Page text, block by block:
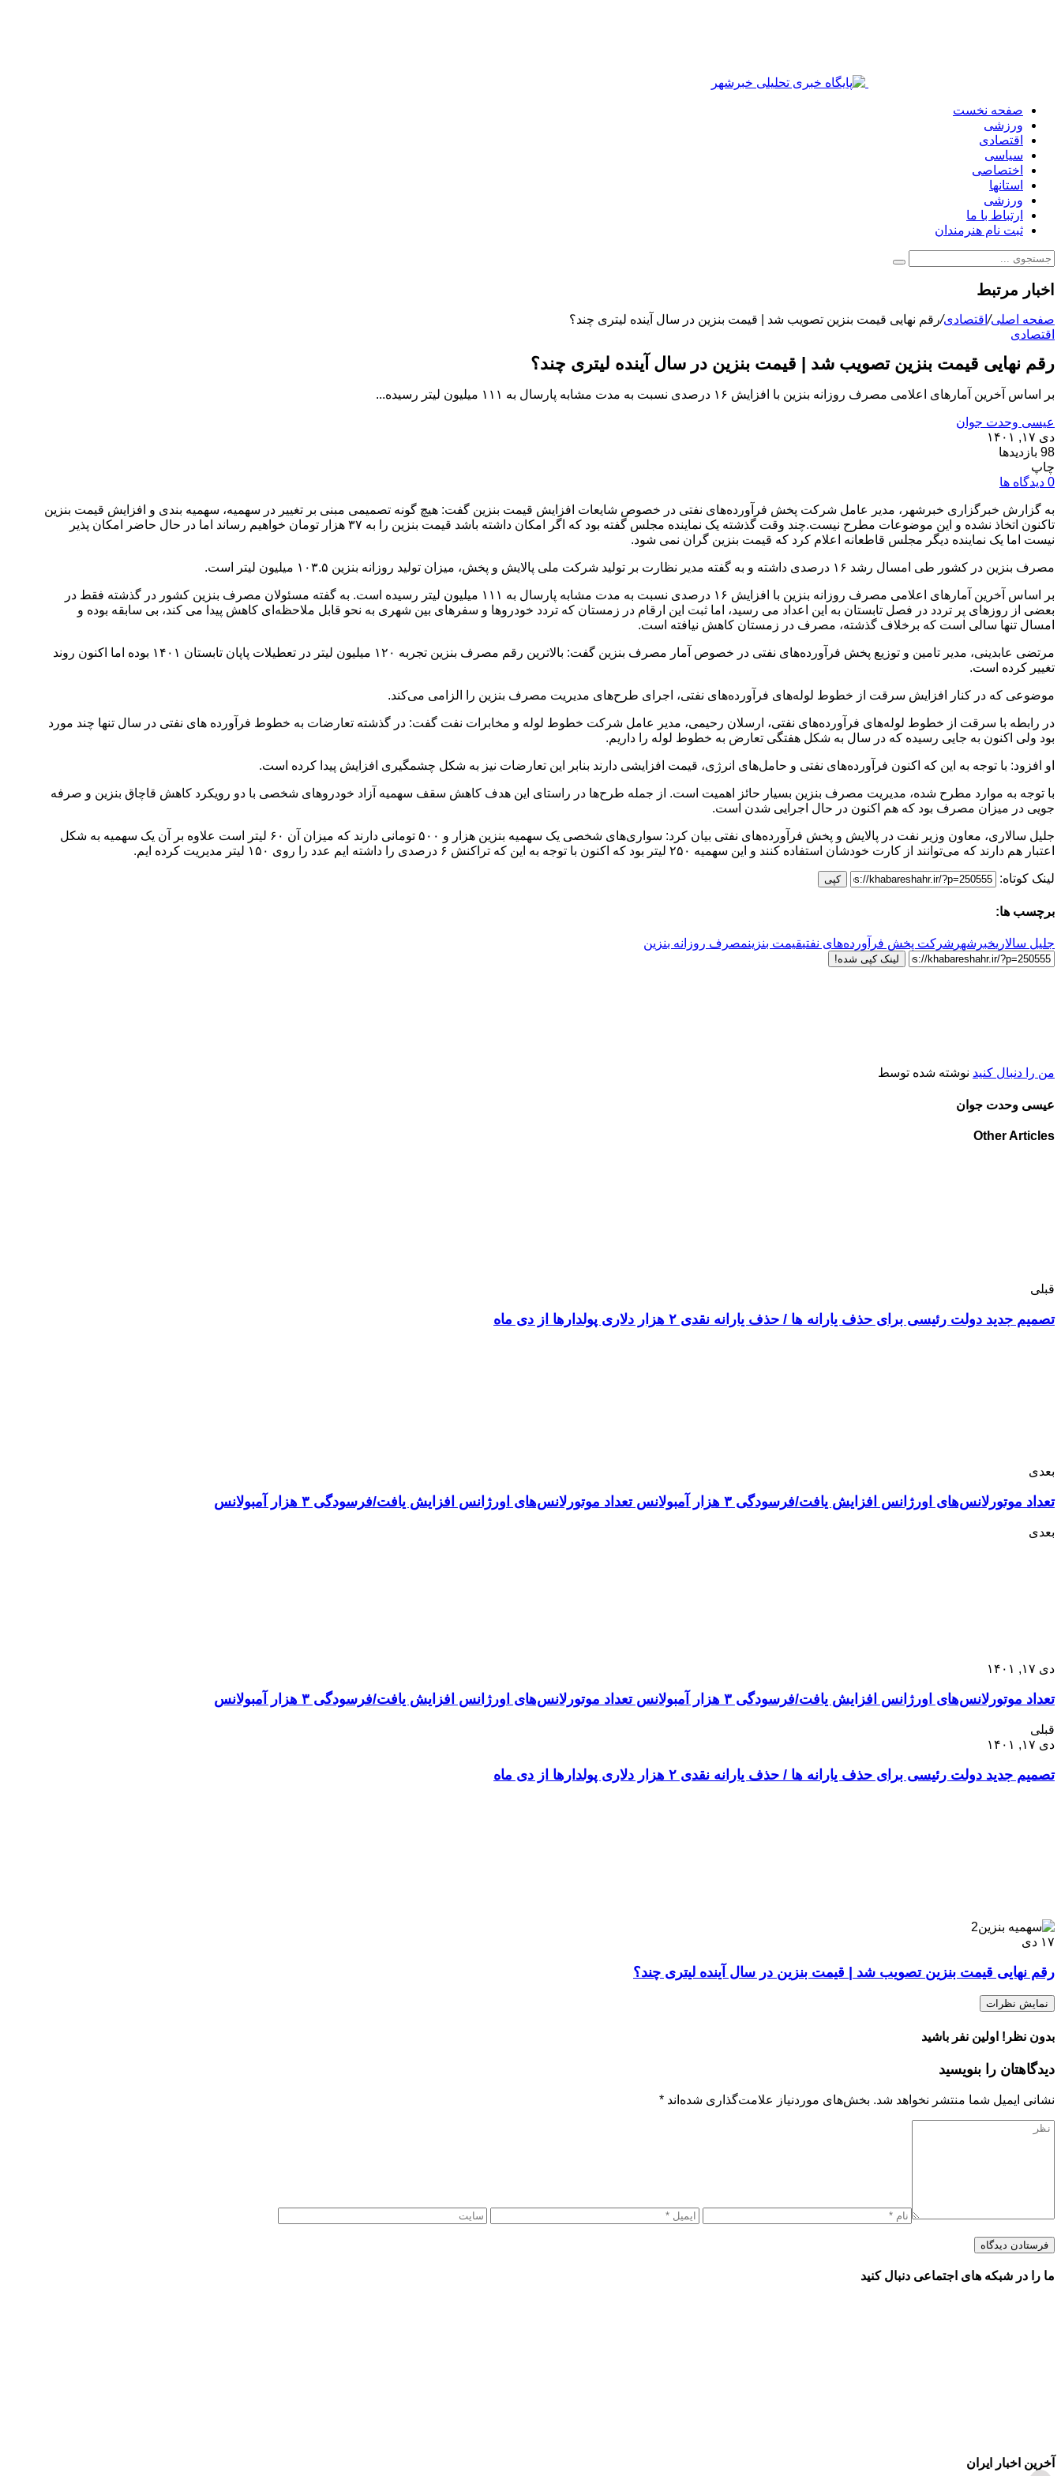
صفحه نخست
ورزشی
اقتصادی
سیاسی
اختصاصی
استانها
ورزشی
ارتباط با ما
ثبت نام هنرمندان
اخبار مرتبط
صفحه اصلی/اقتصادی/رقم نهایی قیمت بنزین تصویب شد | قیمت بنزین در سال آینده لیتری چند؟
اقتصادی
رقم نهایی قیمت بنزین تصویب شد | قیمت بنزین در سال آینده لیتری چند؟
بر اساس آخرین آمارهای اعلامی مصرف روزانه بنزین با افزایش ۱۶ درصدی نسبت به مدت مشابه پارسال به ۱۱۱ میلیون لیتر رسیده...
عیسی وحدت جوان
دی ۱۷, ۱۴۰۱
98 بازدیدها
چاپ
0 دیدگاه ها
به گزارش خبرگزاری خبرشهر، مدیر عامل شرکت پخش فرآورده‌های نفتی در خصوص شایعات افزایش قیمت بنزین گفت: هیچ گونه تصمیمی مبنی بر تغییر در سهمیه، سهمیه بندی و افزایش قیمت بنزین
تاکنون اتخاذ نشده و این موضوعات مطرح نیست.چند وقت گذشته یک نماینده مجلس گفته بود که اگر امکان داشته باشد قیمت بنزین را به ۳۷ هزار تومان خواهیم رساند اما در حال حاضر امکان پذیر
نیست اما یک نماینده دیگر مجلس قاطعانه اعلام کرد که قیمت بنزین گران نمی شود.
مصرف بنزین در کشور طی امسال رشد ۱۶ درصدی داشته و به گفته مدیر نظارت بر تولید شرکت ملی پالایش و پخش، میزان تولید روزانه بنزین ۱۰۳.۵ میلیون لیتر است.
بر اساس آخرین آمارهای اعلامی مصرف روزانه بنزین با افزایش ۱۶ درصدی نسبت به مدت مشابه پارسال به ۱۱۱ میلیون لیتر رسیده است. به گفته مسئولان مصرف بنزین کشور در گذشته فقط در
بعضی از روزهای پر تردد در فصل تابستان به این اعداد می رسید، اما ثبت این ارقام در زمستان که تردد خودروها و سفرهای بین شهری به نحو قابل ملاحظه‌ای کاهش پیدا می کند، بی سابقه بوده و
امسال تنها سالی است که برخلاف گذشته، مصرف در زمستان کاهش نیافته است.
مرتضی عابدینی، مدیر تامین و توزیع پخش فرآورده‌های نفتی در خصوص آمار مصرف بنزین گفت: بالاترین رقم مصرف بنزین تجربه ۱۲۰ میلیون لیتر در تعطیلات پاپان تابستان ۱۴۰۱ بوده اما اکنون روند
تغییر کرده است.
موضوعی که در کنار افزایش سرقت از خطوط لوله‌های فرآورده‌های نفتی، اجرای طرح‌های مدیریت مصرف بنزین را الزامی می‌کند.
در رابطه با سرقت از خطوط لوله‌های فرآورده‌های نفتی، ارسلان رحیمی، مدیر عامل شرکت خطوط لوله و مخابرات نفت گفت: در گذشته تعارضات به خطوط فرآورده های نفتی در سال تنها چند مورد
بود ولی اکنون به جایی رسیده که در سال به شکل هفتگی تعارض به خطوط لوله را داریم.
او افزود: با توجه به این که اکنون فرآورده‌های نفتی و حامل‌های انرژی، قیمت افزایشی دارند بنابر این تعارضات نیز به شکل چشمگیری افزایش پیدا کرده است.
با توجه به موارد مطرح شده، مدیریت مصرف بنزین بسیار حائز اهمیت است. از جمله طرح‌ها در راستای این هدف کاهش سقف سهمیه آزاد خودروهای شخصی با دو رویکرد کاهش قاچاق بنزین و صرفه
جویی در میزان مصرف بود که هم اکنون در حال اجرایی شدن است.
جلیل سالاری، معاون وزیر نفت در پالایش و پخش فرآورده‌های نفتی بیان کرد: سواری‌های شخصی یک سهمیه بنزین هزار و ۵۰۰ تومانی دارند که میزان آن ۶۰ لیتر است علاوه بر آن یک سهمیه به شکل
اعتبار هم دارند که می‌توانند از کارت خودشان استفاده کنند و این سهمیه ۲۵۰ لیتر بود که اکنون با توجه به این که تراکنش ۶ درصدی را داشته ایم عدد را روی ۱۵۰ لیتر مدیریت کرده ایم.
لینک کوتاه: کپی
برچسب ها:
جلیل سالاریخبرشهر شرکت پخش فرآورده‌های نفتیقیمت بنزینمصرف روزانه بنزین
لینک کپی شده!
من را دنبال کنید نوشته شده توسط
عیسی وحدت جوان
Other Articles
قبلی
تصمیم جدید دولت رئیسی برای حذف یارانه ها / حذف یارانه نقدی ۲ هزار دلاری پولدار‌ها از دی ماه
بعدی
تعداد موتورلانس‌های اورژانس افزایش یافت/فرسودگی ۳ هزار ‌آمبولانس تعداد موتورلانس‌های اورژانس افزایش یافت/فرسودگی ۳ هزار ‌آمبولانس
بعدی
دی ۱۷, ۱۴۰۱
تعداد موتورلانس‌های اورژانس افزایش یافت/فرسودگی ۳ هزار ‌آمبولانس تعداد موتورلانس‌های اورژانس افزایش یافت/فرسودگی ۳ هزار ‌آمبولانس
قبلی
دی ۱۷, ۱۴۰۱
تصمیم جدید دولت رئیسی برای حذف یارانه ها / حذف یارانه نقدی ۲ هزار دلاری پولدار‌ها از دی ماه
۱۷ دی
رقم نهایی قیمت بنزین تصویب شد | قیمت بنزین در سال آینده لیتری چند؟
نمایش نظرات
بدون نظر! اولین نفر باشید
دیدگاهتان را بنویسید
نشانی ایمیل شما منتشر نخواهد شد. بخش‌های موردنیاز علامت‌گذاری شده‌اند *
ما را در شبکه های اجتماعی دنبال کنید
آخرین اخبار ایران